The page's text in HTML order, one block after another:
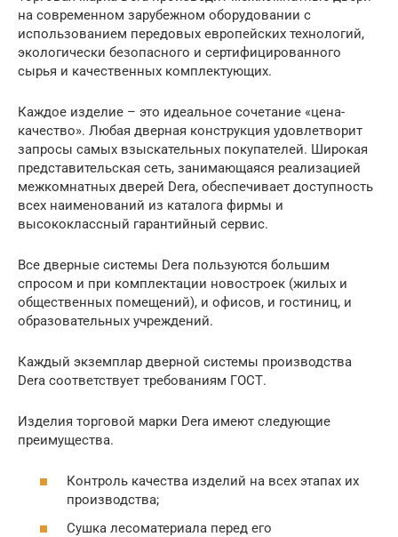
на современном зарубежном оборудовании с
использованием передовых европейских технологий,
экологически безопасного и сертифицированного
сырья и качественных комплектующих.
Каждое изделие – это идеальное сочетание «цена-
качество». Любая дверная конструкция удовлетворит
запросы самых взыскательных покупателей. Широкая
представительская сеть, занимающаяся реализацией
межкомнатных дверей Dera, обеспечивает доступность
всех наименований из каталога фирмы и
высококлассный гарантийный сервис.
Все дверные системы Dera пользуются большим
спросом и при комплектации новостроек (жилых и
общественных помещений), и офисов, и гостиниц, и
образовательных учреждений.
Каждый экземплар дверной системы производства
Dera соответствует требованиям ГОСТ.
Изделия торговой марки Dera имеют следующие
преимущества.
Контроль качества изделий на всех этапах их
производства;
Сушка лесоматериала перед его